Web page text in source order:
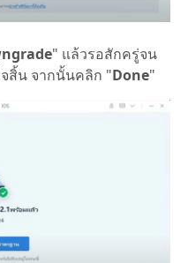
" แล้วรอสักครู่จน
จสิ้น จากนั้นคลิก "Done"